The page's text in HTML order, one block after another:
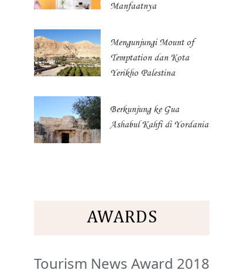
Manfaatnya
Mengunjungi Mount of
Temptation dan Kota
Yerikho Palestina
Berkunjung ke Gua
Ashabul Kahfi di Yordania
AWARDS
Tourism News Award 2018